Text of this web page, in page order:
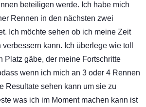
beteiligen werde. Ich habe mich
Rennen in den nächsten zwei
Ich möchte sehen ob ich meine Zeit
kann. Ich überlege wie toll
Platz gäbe, der meine Fortschritte
wenn ich mich an 3 oder 4 Rennen
Resultate sehen kann um sie zu
was ich im Moment machen kann ist